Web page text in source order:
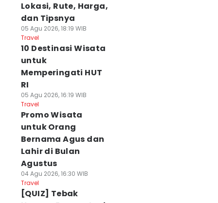
Lokasi, Rute, Harga,
dan Tipsnya
05 Agu 2026, 18:19 WIB
Travel
10 Destinasi Wisata
untuk
Memperingati HUT
RI
05 Agu 2026, 16:19 WIB
Travel
Promo Wisata
untuk Orang
Bernama Agus dan
Lahir di Bulan
Agustus
04 Agu 2026, 16:30 WIB
Travel
[QUIZ] Tebak